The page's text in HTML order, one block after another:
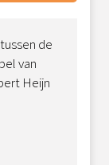
de
van
Heijn